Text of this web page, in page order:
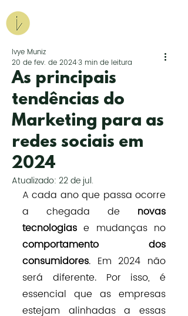
Peça uma proposta
As principais
tendências do
Marketing para as
redes sociais em
2024
Ivye Muniz
20 de fev. de 20243 min de leitura
Atualizado: 22 de jul.
A cada ano que passa ocorre
a chegada de novas
tecnologias
comportamento dos
consumidores. Em 2024 não
será diferente. Por isso, é
essencial que as empresas
estejam alinhadas a essas